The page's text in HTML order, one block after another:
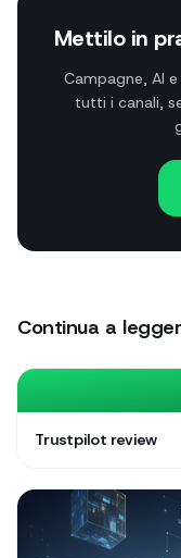
Mettilo in
Campagne, AI
tutti i canali,
Continua a
Trustpilot review